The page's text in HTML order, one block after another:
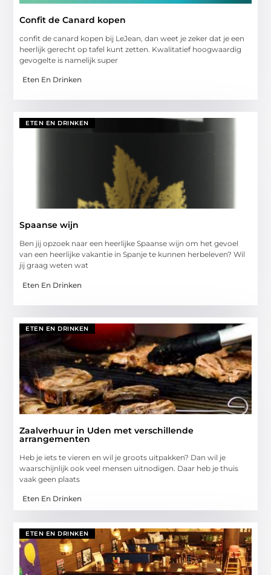
Confit de Canard kopen
confit de canard kopen bij LeJean, dan weet je zeker dat je een
heerlijk gerecht op tafel kunt zetten. Kwalitatief hoogwaardig
gevogelte is namelijk super
Eten En Drinken
ETEN EN DRINKEN
Spaanse wijn
Ben jij opzoek naar een heerlijke Spaanse wijn om het gevoel
van een heerlijke vakantie in Spanje te kunnen herbeleven? Wil
jij graag weten wat
Eten En Drinken
ETEN EN DRINKEN
Zaalverhuur in Uden met verschillende
arrangementen
Heb je iets te vieren en wil je groots uitpakken? Dan wil je
waarschijnlijk ook veel mensen uitnodigen. Daar heb je thuis
vaak geen plaats
Eten En Drinken
ETEN EN DRINKEN